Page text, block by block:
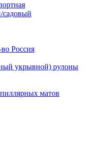
садовый
во Россия
укрывной) рулоны
матов